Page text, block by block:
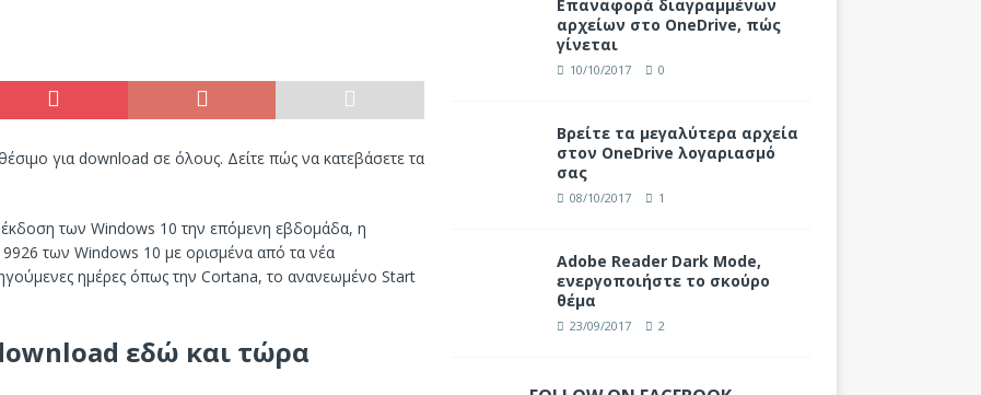
για download σε όλους. Δείτε πώς να κατεβάσετε τα
έκδοση των Windows 10 την επόμενη εβδομάδα, η
των Windows 10 με ορισμένα από τα νέα
ημέρες όπως την Cortana, το ανανεωμένο Start
εδώ και τώρα
Επαναφορά διαγραμμένων
αρχείων στο OneDrive, πώς
γίνεται
10/10/2017 0
Βρείτε τα μεγαλύτερα αρχεία
στον OneDrive λογαριασμό
σας
08/10/2017 1
Adobe Reader Dark Mode,
ενεργοποιήστε το σκούρο
θέμα
23/09/2017 2